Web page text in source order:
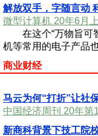
解放双手，字随言动
微型计算机 20年6月上
在这个“万物旨可智
机等常用的电子产品
商业财经
马云为何“打折”让社
中国经济周刊 20年第
新商科背景下技工院